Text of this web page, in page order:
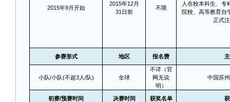
2015年9月开始
2015年12月
31日前
不限
人在校本科生、专
院校、高等教育自
正式
参赛形式 地区 报名费
小队/小队(不超3人/队) 全球
不详（官
网无说
明）
中国苏
初赛/预赛时间 决赛时间 获奖名单